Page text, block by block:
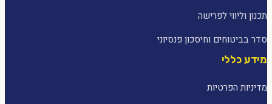
תכנון וליווי לפרישה
סדר בביטוחים וחיסכון פנסיוני
מידע כללי
מדיניות הפרטיות